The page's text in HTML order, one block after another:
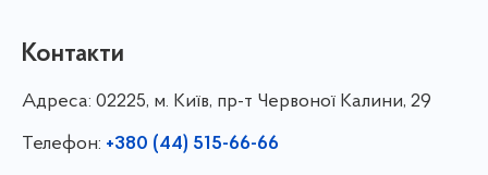
Контакти
Адреса: 02225, м. Київ, пр-т Червоної Калини, 29
Телефон: +380 (44) 515-66-66